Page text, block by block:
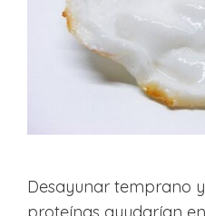
Desayunar temprano